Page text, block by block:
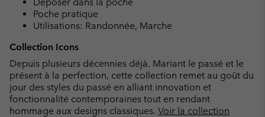
Poche pratique
Utilisations: Randonnée, Marche
Collection Icons
Depuis plusieurs décennies déjà. Mariant le passé et le
présent à la perfection, cette collection remet au goût du
jour des styles du passé en alliant innovation et
fonctionnalité contemporaines tout en rendant
hommage aux designs classiques. Voir la collection